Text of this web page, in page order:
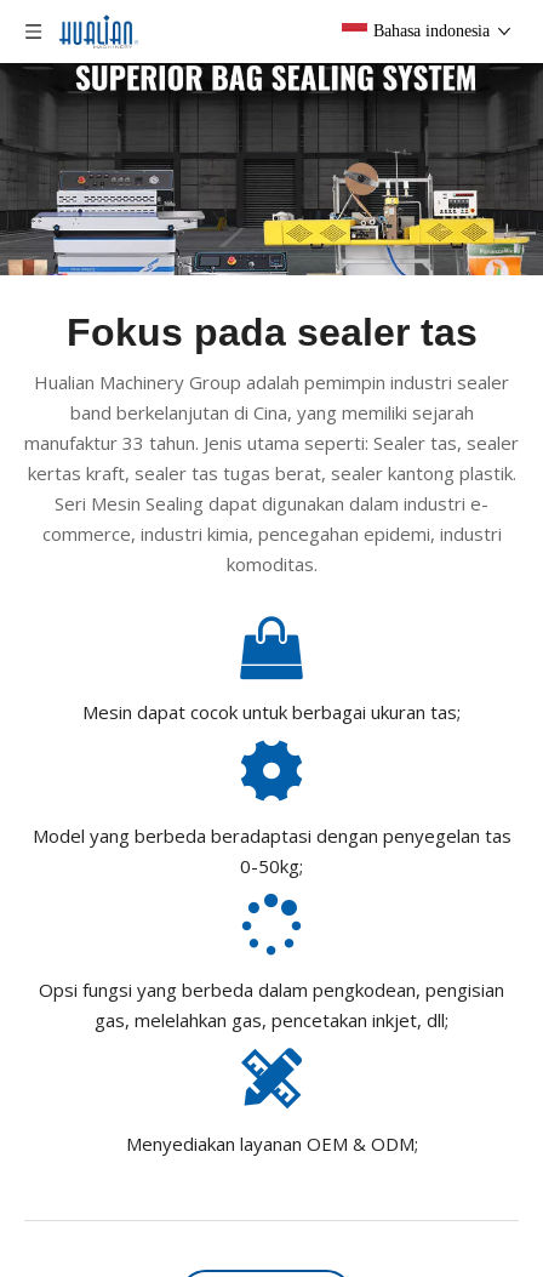
Bahasa indonesia
Fokus pada sealer tas
Hualian Machinery Group adalah pemimpin industri sealer
band berkelanjutan di Cina, yang memiliki sejarah
manufaktur 33 tahun. Jenis utama seperti: Sealer tas, sealer
kertas kraft, sealer tas tugas berat, sealer kantong plastik.
Seri Mesin Sealing dapat digunakan dalam industri e-
commerce, industri kimia, pencegahan epidemi, industri
komoditas.
Mesin dapat cocok untuk berbagai ukuran tas;
Model yang berbeda beradaptasi dengan penyegelan tas
0-50kg;
Opsi fungsi yang berbeda dalam pengkodean, pengisian
gas, melelahkan gas, pencetakan inkjet, dll;
Menyediakan layanan OEM & ODM;